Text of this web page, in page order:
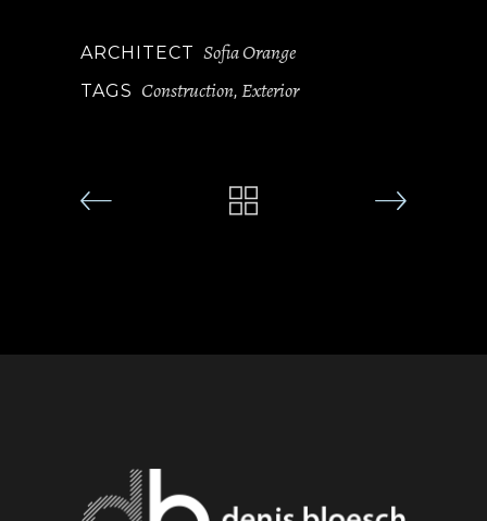
ARCHITECT Sofia Orange
TAGS Construction, Exterior